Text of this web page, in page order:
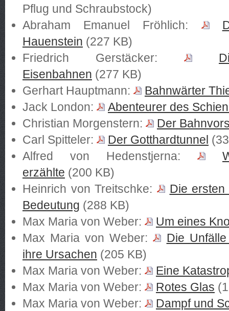
Pflug und Schraubstock)
Abraham Emanuel Fröhlich:
Hauenstein (227 KB)
Friedrich Gerstäcker:
Eisenbahnen (277 KB)
Gerhart Hauptmann:
Bahnwärter
Jack London:
Abenteurer des
Christian Morgenstern:
Der
Carl Spitteler:
Der Gotthardtunnel
Alfred von Hedenstjerna:
erzählte (200 KB)
Heinrich von Treitschke:
Die
Bedeutung (288 KB)
Max Maria von Weber:
Um eines
Max Maria von Weber:
Die
ihre Ursachen (205 KB)
Max Maria von Weber:
Eine
Max Maria von Weber:
Rotes Glas
Max Maria von Weber:
Dampf und